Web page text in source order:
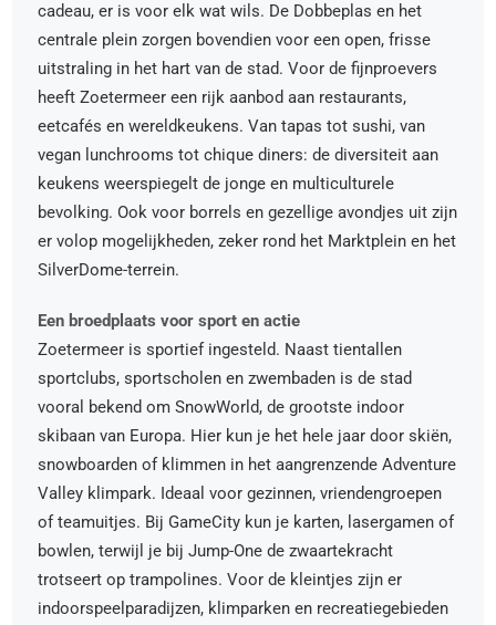
cadeau, er is voor elk wat wils. De Dobbeplas en het
centrale plein zorgen bovendien voor een open, frisse
uitstraling in het hart van de stad. Voor de fijnproevers
heeft Zoetermeer een rijk aanbod aan restaurants,
eetcafés en wereldkeukens. Van tapas tot sushi, van
vegan lunchrooms tot chique diners: de diversiteit aan
keukens weerspiegelt de jonge en multiculturele
bevolking. Ook voor borrels en gezellige avondjes uit zijn
er volop mogelijkheden, zeker rond het Marktplein en het
SilverDome-terrein.
Een broedplaats voor sport en actie
Zoetermeer is sportief ingesteld. Naast tientallen
sportclubs, sportscholen en zwembaden is de stad
vooral bekend om SnowWorld, de grootste indoor
skibaan van Europa. Hier kun je het hele jaar door skiën,
snowboarden of klimmen in het aangrenzende Adventure
Valley klimpark. Ideaal voor gezinnen, vriendengroepen
of teamuitjes. Bij GameCity kun je karten, lasergamen of
bowlen, terwijl je bij Jump-One de zwaartekracht
trotseert op trampolines. Voor de kleintjes zijn er
indoorspeelparadijzen, klimparken en recreatiegebieden